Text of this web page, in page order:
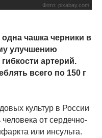
Фото: pixabay.com
одна чашка черники в
улучшению
артерий.
всего по 150 г
культур в России
от сердечно-
или инсульта.